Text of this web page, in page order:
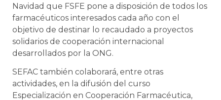
Navidad que FSFE pone a disposición de todos los
farmacéuticos interesados cada año con el
objetivo de destinar lo recaudado a proyectos
solidarios de cooperación internacional
desarrollados por la ONG.
SEFAC también colaborará, entre otras
actividades, en la difusión del curso
Especialización en Cooperación Farmacéutica,